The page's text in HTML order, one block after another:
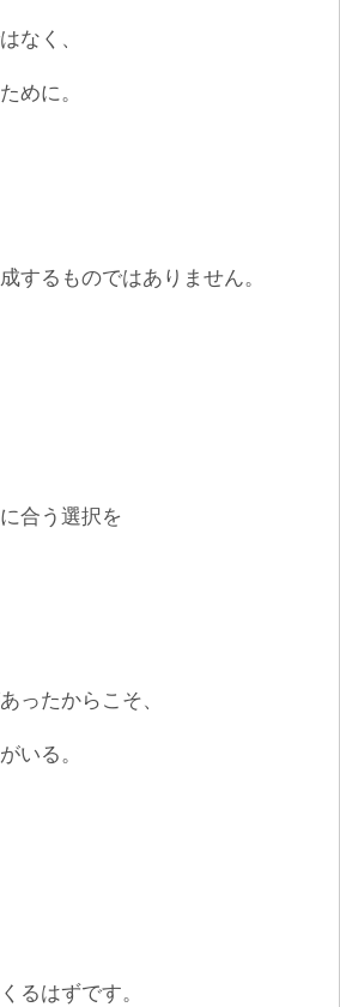
なく、
めに。
するものではありません。
合う選択を
ったからこそ、
いる。
るはずです。